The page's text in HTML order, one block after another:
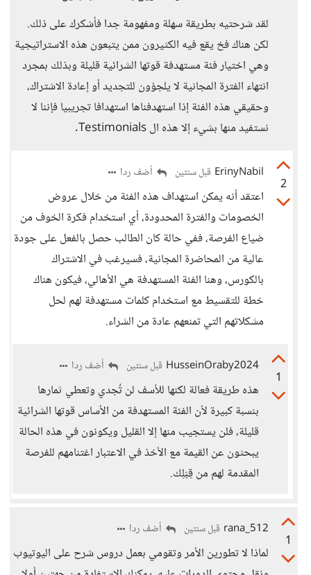
لقد شرحتيه بطريقة سهلة ومفهومة جدا فأشكرك على ذلك.
لكن هناك فخ يقع فيه الكثيرون ممن يتبعون هذه الاستراتيجية
وهي اختيار فئة مستهدفة قوتها الشرائية قليلة وبذلك بمجرد
انتهاء الفترة المجانية لا يلجؤون للتجديد أو إعادة الاشتراك،
وحقيقي هذه الفئة إذا استهدفناها استهدافا تجريبيا فإننا لا
نستفيد منها بشيء إلا هذه ال Testimonials.
2
ErinyNabil قبل سنتين أضف ردا
اعتقد أنه يمكن استهداف هذه الفئة من خلال عروض
الخصومات والفترة المحدودة، أي استخدام فكرة الخوف من
ضياع الفرصة، ففي حالة كان الطالب حصل بالفعل على جودة
عالية من المحاضرة المجانية، فسيرغب في الاشتراك
بالكورس، وهنا الفئة المستهدفة هي الأهالي، فيكون هناك
خطة للتقسيط مع استخدام كلمات مستهدفة لهم لحل
مشكلاتهم التي تمنعهم عادة من الشراء.
1
HusseinOraby2024 قبل سنتين أضف ردا
هذه طريقة فعالة لكنها للأسف لن تُجدي وتعطي ثمارها
بنسبة كبيرة لأن الفئة المستهدفة من الأساس قوتها الشرائية
قليلة، فلن يستجيب منها إلا القليل ويكونون في هذه الحالة
يبحثون عن القيمة مع الأخذ في الاعتبار اغتنامهم للفرصة
المقدمة لهم من قِبَلِك.
1
rana_512 قبل سنتين أضف ردا
لماذا لا تطورين الأمر وتقومي بعمل دروس شرح على اليوتيوب